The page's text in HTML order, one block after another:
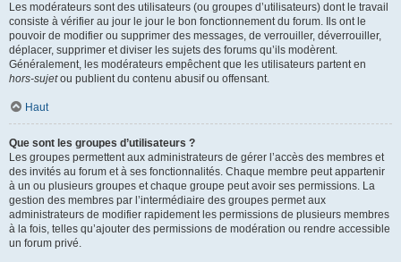
Les modérateurs sont des utilisateurs (ou groupes d’utilisateurs) dont le travail
consiste à vérifier au jour le jour le bon fonctionnement du forum. Ils ont le
pouvoir de modifier ou supprimer des messages, de verrouiller, déverrouiller,
déplacer, supprimer et diviser les sujets des forums qu’ils modèrent.
Généralement, les modérateurs empêchent que les utilisateurs partent en
hors-sujetou publient du contenu abusif ou offensant.
Haut
Que sont les groupes d’utilisateurs ?
Les groupes permettent aux administrateurs de gérer l’accès des membres et
des invités au forum et à ses fonctionnalités. Chaque membre peut appartenir
à un ou plusieurs groupes et chaque groupe peut avoir ses permissions. La
gestion des membres par l’intermédiaire des groupes permet aux
administrateurs de modifier rapidement les permissions de plusieurs membres
à la fois, telles qu’ajouter des permissions de modération ou rendre accessible
un forum privé.